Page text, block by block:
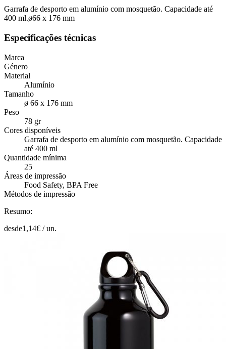
Garrafa de desporto em alumínio com mosquetão. Capacidade até
400 ml.ø66 x 176 mm
Especificações técnicas
Marca
Género
Material
Alumínio
Tamanho
ø 66 x 176 mm
Peso
78 gr
Cores disponíveis
Garrafa de desporto em alumínio com mosquetão. Capacidade
até 400 ml
Quantidade mínima
25
Áreas de impressão
Food Safety, BPA Free
Métodos de impressão
Resumo:
desde1,14€ /un.